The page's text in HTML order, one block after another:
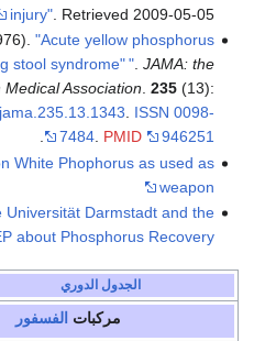
injury". Retrieved 2009-05-05
"Acute yellow phosphorus
stool syndrome"". JAMA: the
Association. 235(13):
. ISSN 0098-
7484. PMID 946251
.
White Phophorus as used as
weapon
Universität Darmstadt and the
about Phosphorus Recovery
الجدول الدوري
مركبات الفسفور